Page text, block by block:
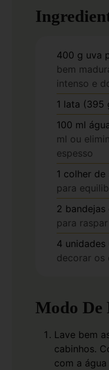
400 g uva
bem
intenso e
1 lata (395
100 ml
ml ou
espesso
1 colher de
para
2 bandejas
para
4 unidades
decorar os
Modo De
Lave bem
cabinhos.
com a